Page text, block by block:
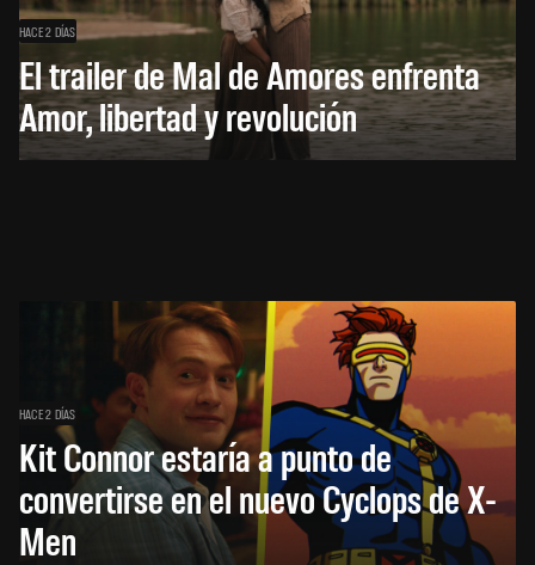
HACE 2 DÍAS
El trailer de Mal de Amores enfrenta
Amor, libertad y revolución
HACE 2 DÍAS
Kit Connor estaría a punto de
convertirse en el nuevo Cyclops de X-
Men